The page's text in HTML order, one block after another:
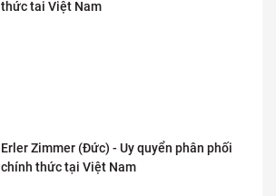
thức tai Việt Nam
Erler Zimmer (Đức) - Uy quyển phân phối
chính thức tại Việt Nam